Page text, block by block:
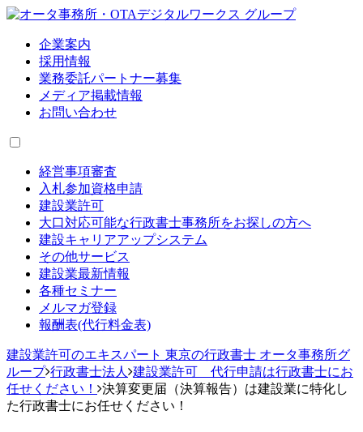
企業案内
採用情報
業務委託パートナー募集
メディア掲載情報
お問い合わせ
経営事項審査
入札参加資格申請
建設業許可
大口対応可能な行政書士事務所をお探しの方へ
建設キャリアアップシステム
その他サービス
建設業最新情報
各種セミナー
メルマガ登録
報酬表(代行料金表)
建設業許可のエキスパート 東京の行政書士 オータ事務所グ
ループ 行政書士法人 建設業許可 代行申請は行政書士にお
任せください！
決算変更届（決算報告）は建設業に特化し
た行政書士にお任せください！